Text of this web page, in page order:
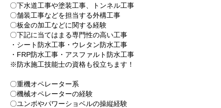
〇下水道工事や塗装工事、トンネル工事
〇舗装工事などを担当する外構工事
〇板金の加工などに関する経験
〇下記に当てはまる専門性の高い工事
・シート防水工事・ウレタン防水工事
・FRP防水工事・アスファルト防水工事
※防水施工技能士の資格も役立ちます！
〇重機オペレーター系
〇機械オペレーターの経験
〇ユンボやパワーショベルの操縦経験